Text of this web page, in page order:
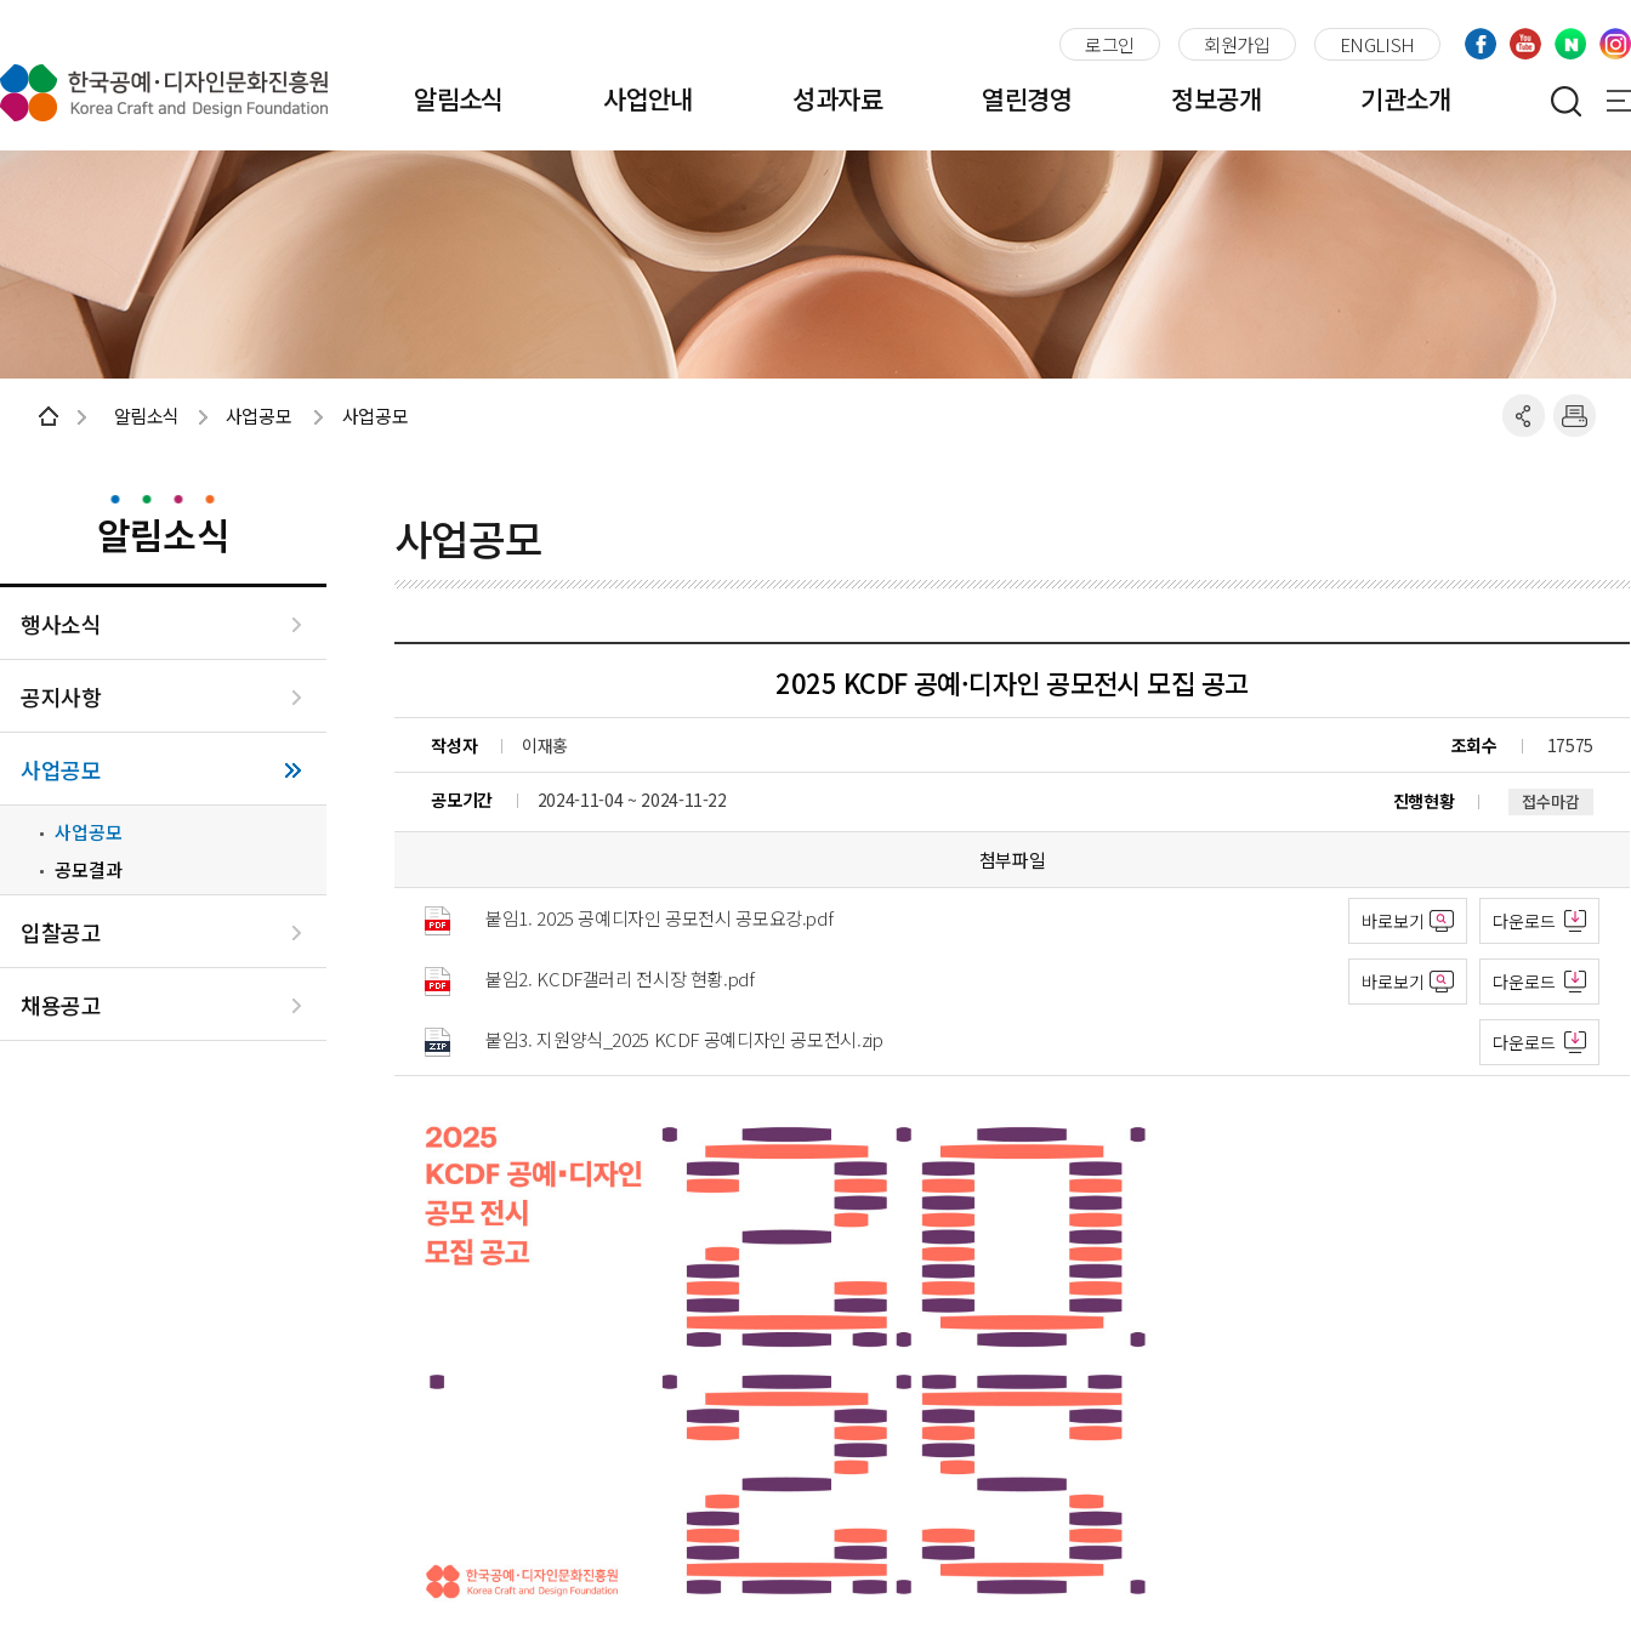
로그인 회원가입 ENGLISH
알림소식 사업안내 성과자료 열린경영 정보공개 기관소개
알림소식 사업공모 사업공모
알림소식
행사소식
공지사항
사업공모
사업공모
공모결과
입찰공고
채용공고
사업공모
2025 KCDF 공예·디자인 공모전시 모집 공고
작성자 이재홍 조회수 17575
공모기간 2024-11-04 ~ 2024-11-22 진행현황 접수마감
첨부파일
붙임1. 2025 공예디자인 공모전시 공모요강.pdf 바로보기 다운로드
붙임2. KCDF갤러리 전시장 현황.pdf 바로보기 다운로드
붙임3. 지원양식_2025 KCDF 공예디자인 공모전시.zip 다운로드